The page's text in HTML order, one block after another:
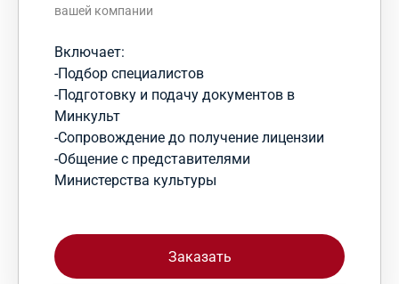
вашей компании
Включает:
-Подбор специалистов
-Подготовку и подачу документов в
Минкульт
-Сопровождение до получение лицензии
-Общение с представителями
Министерства культуры
Заказать